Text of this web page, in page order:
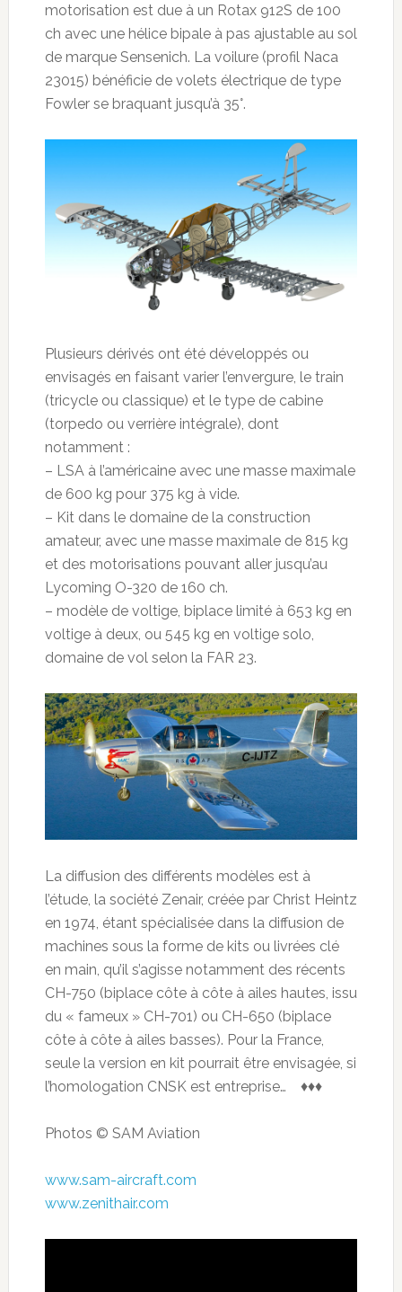
motorisation est due à un Rotax 912S de 100
ch avec une hélice bipale à pas ajustable au sol
de marque Sensenich. La voilure (profil Naca
23015) bénéficie de volets électrique de type
Fowler se braquant jusqu’à 35°.
Plusieurs dérivés ont été développés ou
envisagés en faisant varier l’envergure, le train
(tricycle ou classique) et le type de cabine
(torpedo ou verrière intégrale), dont
notamment :
– LSA à l’américaine avec une masse maximale
de 600 kg pour 375 kg à vide.
– Kit dans le domaine de la construction
amateur, avec une masse maximale de 815 kg
et des motorisations pouvant aller jusqu’au
Lycoming O-320 de 160 ch.
– modèle de voltige, biplace limité à 653 kg en
voltige à deux, ou 545 kg en voltige solo,
domaine de vol selon la FAR 23.
La diffusion des différents modèles est à
l’étude, la société Zenair, créée par Christ Heintz
en 1974, étant spécialisée dans la diffusion de
machines sous la forme de kits ou livrées clé
en main, qu’il s’agisse notamment des récents
CH-750 (biplace côte à côte à ailes hautes, issu
du « fameux » CH-701) ou CH-650 (biplace
côte à côte à ailes basses). Pour la France,
seule la version en kit pourrait être envisagée, si
l’homologation CNSK est entreprise… ♦♦♦
Photos © SAM Aviation
www.sam-aircraft.com
www.zenithair.com